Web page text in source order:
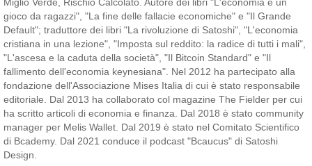
Miglio Verde, Rischio Calcolato. Autore dei libri "L'economia è un
gioco da ragazzi", "La fine delle fallacie economiche" e "Il Grande
Default"; traduttore dei libri "La rivoluzione di Satoshi", "L'economia
cristiana in una lezione", "Imposta sul reddito: la radice di tutti i mali",
"L'ascesa e la caduta della società", "Il Bitcoin Standard" e "Il
fallimento dell'economia keynesiana". Nel 2012 ha partecipato alla
fondazione dell'Associazione Mises Italia di cui è stato responsabile
editoriale. Dal 2013 ha collaborato col magazine The Fielder per cui
ha scritto articoli di economia e finanza. Dal 2018 è stato community
manager per Melis Wallet. Dal 2019 è stato nel Comitato Scientifico
di Bcademy. Dal 2021 conduce il podcast "Bcaucus" di Satoshi
Design.